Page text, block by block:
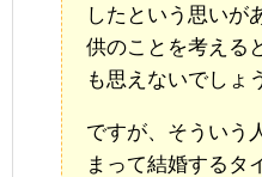
したという思いが
供のことを考える
も思えないでしょ
ですが、そういう
まって結婚するタ